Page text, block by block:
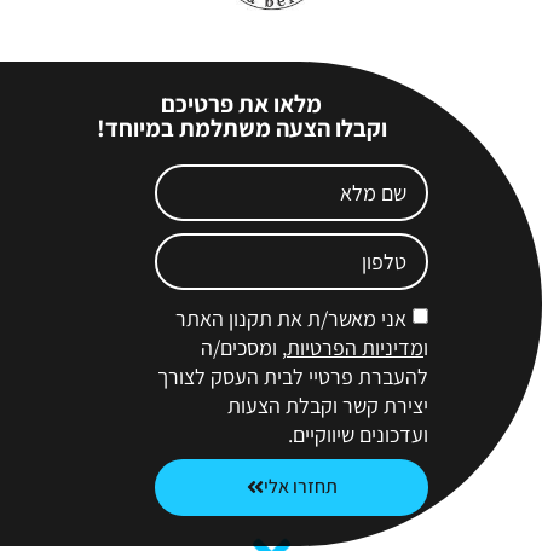
מלאו את פרטיכם
וקבלו הצעה משתלמת במיוחד!
אני מאשר/ת את תקנון האתר
ומדיניות הפרטיות, ומסכים/ה
להעברת פרטיי לבית העסק לצורך
יצירת קשר וקבלת הצעות
ועדכונים שיווקיים.
תחזרו אלי